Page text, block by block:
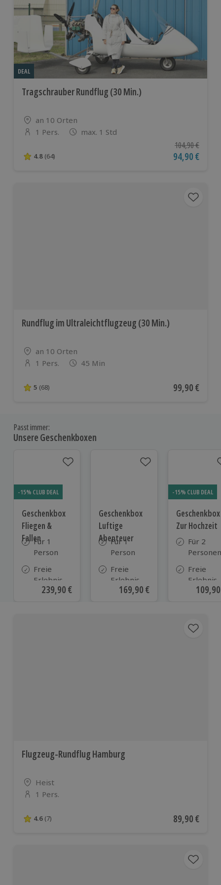
DEAL
Tragschrauber Rundflug (30 Min.)
Standort
an 10 Orten
Anzahl der Teilnehmer
1 Pers. max. 1 Std
4.8 von 5 Sternen basierend auf 64 Bewertungen
4.8 (64)
Ursprünglicher
104,90 €
Aktueller
94,90 €
Rundflug im Ultraleichtflugzeug (30 Min.)
Standort
an 10 Orten
Anzahl der Teilnehmer
1 Pers. 45 Min
5 von 5 Sternen basierend auf 68 Bewertungen
5 (68) Aktueller
99,90 €
Passt immer:
Unsere Geschenkboxen
-15% CLUB DEAL
Geschenkbox
Fliegen &
FallenFür 1
Person
Freie
Erlebnis-
Auswahl
Aktueller Preis
239,90 €
Geschenkbox
Luftige
Abenteuer
Für 1
Person
Freie
Erlebnis-
Auswahl
Aktueller Preis
169,90 €
-15% CLUB DEAL
Geschenkbox
Zur Hochzeit
Für 2
Personen
Freie
Erlebnis-
Auswahl
Flugzeug-Rundflug Hamburg
Standort
Heist
Anzahl der Teilnehmer
1 Pers.
4.6 von 5 Sternen basierend auf 7 Bewertungen
4.6 (7) Aktueller
89,90 €